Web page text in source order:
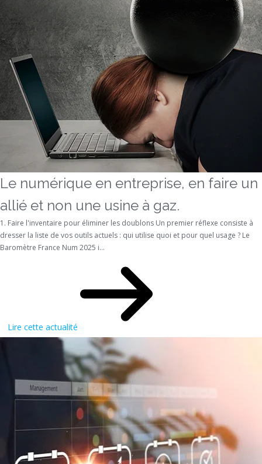
Le numérique en entreprise, en faire un
allié et non une usine à gaz.
1. Faire l'inventaire pour éliminer les doublons Un premier réflexe consiste à
dresser la liste de vos outils actuels : qui utilise quoi et pour quel usage ? Le
Baromètre France Num 2025 i...
Lire cette actualité